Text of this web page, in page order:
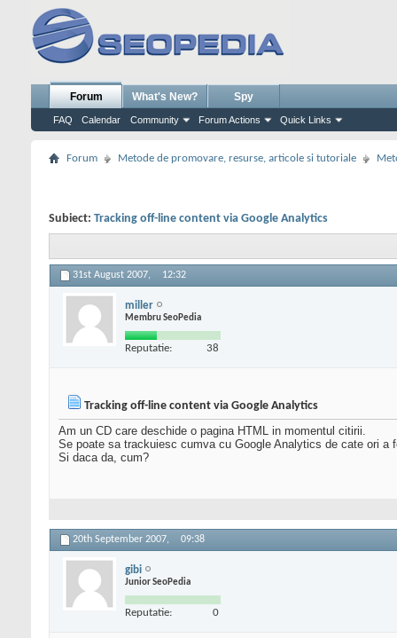
Forum
FAQ Calendar Community Forum Actions Quick Links
What's New? Spy
Forum Metode de promovare, resurse, articole si tutoriale
Subiect: Tracking off-line content via Google Analytics
31st August 2007, 12:32
miller
Membru SeoPedia
Reputatie: 38
Tracking off-line content via Google Analytics
Am un CD care deschide o pagina HTML in momentul citirii.
Se poate sa trackuiesc cumva cu Google Analytics de cate ori a
Si daca da, cum?
20th September 2007, 09:38
gibi
Junior SeoPedia
Reputatie: 0